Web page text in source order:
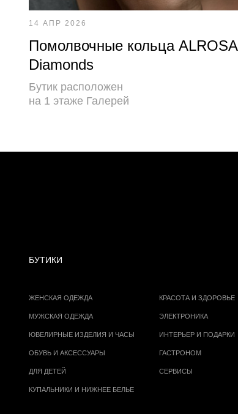
14 АПР 2026
Помолвочные кольца ALROSA
Diamonds
Бутик расположен
на 1 этаже Галерей
БУТИКИ
ЖЕНСКАЯ ОДЕЖДА
МУЖСКАЯ ОДЕЖДА
ЮВЕЛИРНЫЕ ИЗДЕЛИЯ И ЧАСЫ
ОБУВЬ И АКСЕССУАРЫ
ДЛЯ ДЕТЕЙ
КУПАЛЬНИКИ И НИЖНЕЕ БЕЛЬЕ
КРАСОТА И ЗДОРОВЬЕ
ЭЛЕКТРОНИКА
ИНТЕРЬЕР И ПОДАРКИ
ГАСТРОНОМ
СЕРВИСЫ